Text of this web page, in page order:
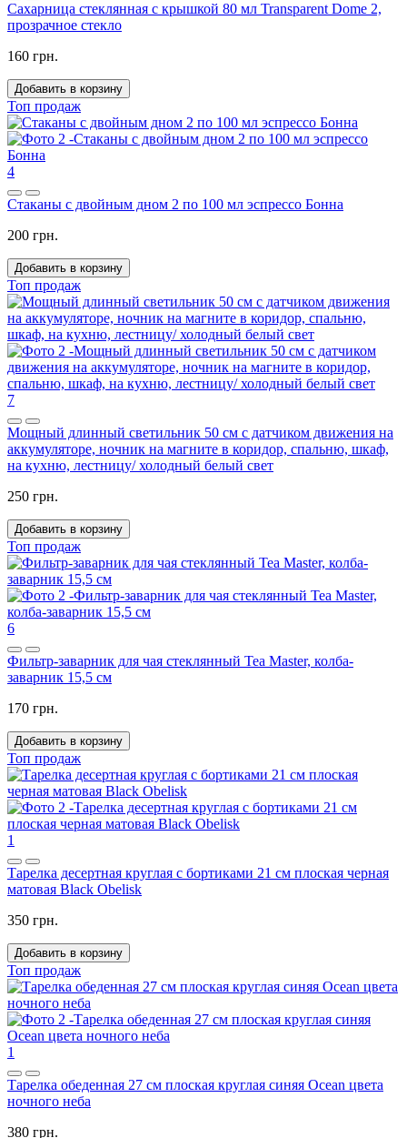
Сахарница стеклянная с крышкой 80 мл Transparent Dome 2,
прозрачное стекло
160 грн.
Добавить в корзину
Топ продаж
4
Стаканы с двойным дном 2 по 100 мл эспрессо Бонна
200 грн.
Добавить в корзину
Топ продаж
7
Мощный длинный светильник 50 см с датчиком движения на
аккумуляторе, ночник на магните в коридор, спальню, шкаф,
на кухню, лестницу/ холодный белый свет
250 грн.
Добавить в корзину
Топ продаж
6
Фильтр-заварник для чая стеклянный Tea Master, колба-
заварник 15,5 см
170 грн.
Добавить в корзину
Топ продаж
1
Тарелка десертная круглая с бортиками 21 см плоская черная
матовая Black Obelisk
350 грн.
Добавить в корзину
Топ продаж
1
Тарелка обеденная 27 см плоская круглая синяя Ocean цвета
ночного неба
380 грн.